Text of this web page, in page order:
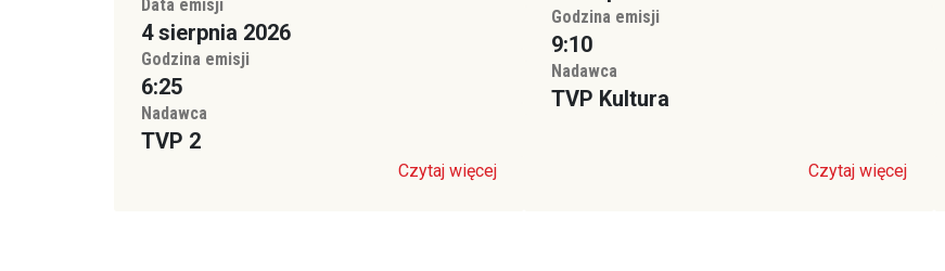
Data emisji
4 sierpnia 2026
Godzina emisji
6:25
Nadawca
TVP 2
Czytaj więcej
Godzina emisji
9:10
Nadawca
TVP Kultura
Czytaj więcej